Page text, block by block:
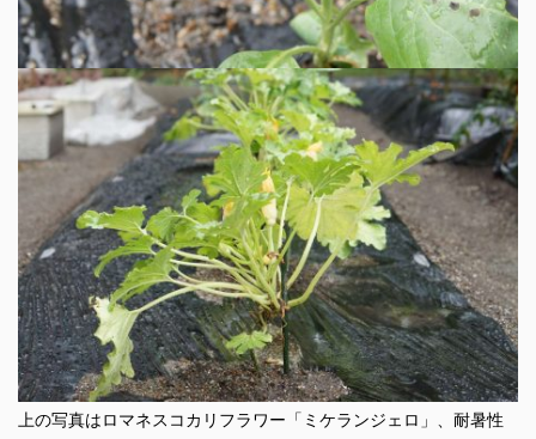
上の写真はロマネスコカリフラワー「ミケランジェロ」、耐暑性